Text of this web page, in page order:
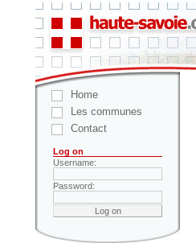
Home
Les communes
Contact
Log on
Username:
Password: